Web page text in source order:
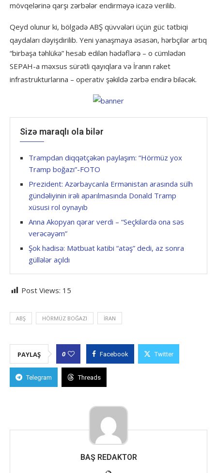
mövqelərinə qarşı zərbələr endirməyə icazə verilib.
Qeyd olunur ki, bölgədə ABŞ qüvvələri üçün güc tətbiqi
qaydaları dəyişdirilib. Yeni yanaşmaya əsasən, hərbçilər artıq
“birbaşa təhlükə” hesab edilən hədəflərə – o cümlədən
SEPAH-a məxsus sürətli qayıqlara və İranın raket
infrastrukturlarına – operativ şəkildə zərbə endirə biləcək.
Sizə maraqlı ola bilər
Trampdan diqqətçəkən paylaşım: “Hörmüz yox
Tramp boğazı”-FOTO
Prezident: Azərbaycanla Ermənistan arasında sülh
gündəliyinin irəli aparılmasında Donald Tramp
xüsusi rol oynayıb
Anna Akopyan qərar verdi – “Seçkilərdə ona səs
verəcəyəm”
Şok hadisə: Mətbuat katibi “atəş” dedi, az sonra
güllələr açıldı
Post Views: 15
ABŞ HÖRMÜZ BOĞAZI İRAN
PAYLAŞ 0 Facebook Twitter
Telegram Threads
BAŞ REDAKTOR